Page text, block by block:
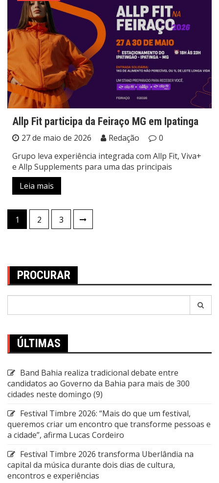
Allp Fit participa da Feiraço MG em Ipatinga
27 de maio de 2026 Redação
0
Grupo leva experiência integrada com Allp Fit, Viva+
e Allp Supplements para uma das principais
Leia mais
Paginação
de
1 2 3
PROCURAR
ÚLTIMAS
Band Bahia realiza tradicional debate entre
candidatos ao Governo da Bahia para mais de 300
cidades neste domingo (9)
Festival Timbre 2026: “Mais do que um festival,
queremos criar um encontro que transforme pessoas e
a cidade”, afirma Lucas Cordeiro
Festival Timbre 2026 transforma Uberlândia na
capital da música durante dois dias de cultura,
encontros e experiências